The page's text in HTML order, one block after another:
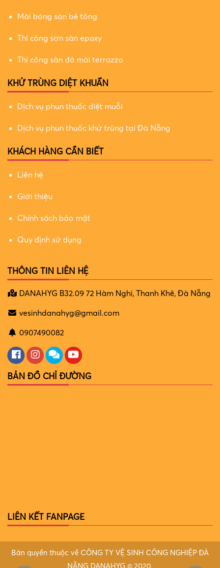
Mài bóng sàn bê tông
Thi công sơn sàn epoxy
Thi công sàn đá mài terrazzo
KHỬ TRÙNG DIỆT KHUẨN
Dịch vụ phun thuốc diệt muỗi
Dịch vụ phun thuốc khử trùng tại Đà Nẵng
KHÁCH HÀNG CẦN BIẾT
Liên hệ
Giới thiệu
Chính sách bảo mật
Quy định sử dụng
THÔNG TIN LIÊN HỆ
DANAHYG B32.09 72 Hàm Nghi, Thanh Khê, Đà Nẵng
vesinhdanahyg@gmail.com
0907490082
BẢN ĐỒ CHỈ ĐƯỜNG
LIÊN KẾT FANPAGE
Bản quyền thuộc về CÔNG TY VỆ SINH CÔNG NGHIỆP ĐÀ
NẴNG DANAHYG © 2020.